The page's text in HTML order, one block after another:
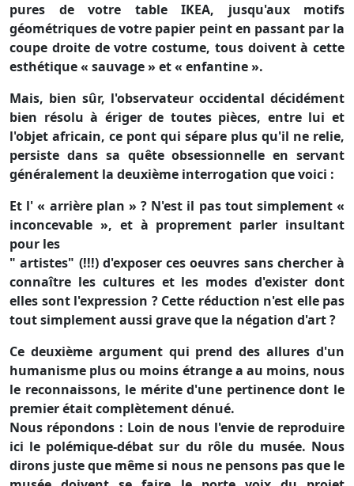
pures de votre table IKEA, jusqu'aux motifs
géométriques de votre papier peint en passant par la
coupe droite de votre costume, tous doivent à cette
esthétique « sauvage » et « enfantine ».
Mais, bien sûr, l'observateur occidental décidément
bien résolu à ériger de toutes pièces, entre lui et
l'objet africain, ce pont qui sépare plus qu'il ne relie,
persiste dans sa quête obsessionnelle en servant
généralement la deuxième interrogation que voici :
Et l' « arrière plan » ? N'est il pas tout simplement «
inconcevable », et à proprement parler insultant
pour les
" artistes" (!!!) d'exposer ces oeuvres sans chercher à
connaître les cultures et les modes d'exister dont
elles sont l'expression ? Cette réduction n'est elle pas
tout simplement aussi grave que la négation d'art ?
Ce deuxième argument qui prend des allures d'un
humanisme plus ou moins étrange a au moins, nous
le reconnaissons, le mérite d'une pertinence dont le
premier était complètement dénué.
Nous répondons : Loin de nous l'envie de reproduire
ici le polémique-débat sur du rôle du musée. Nous
dirons juste que même si nous ne pensons pas que le